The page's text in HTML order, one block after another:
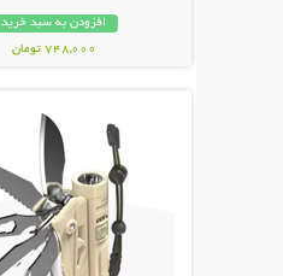
افزودن به سبد خرید
748,000 تومان